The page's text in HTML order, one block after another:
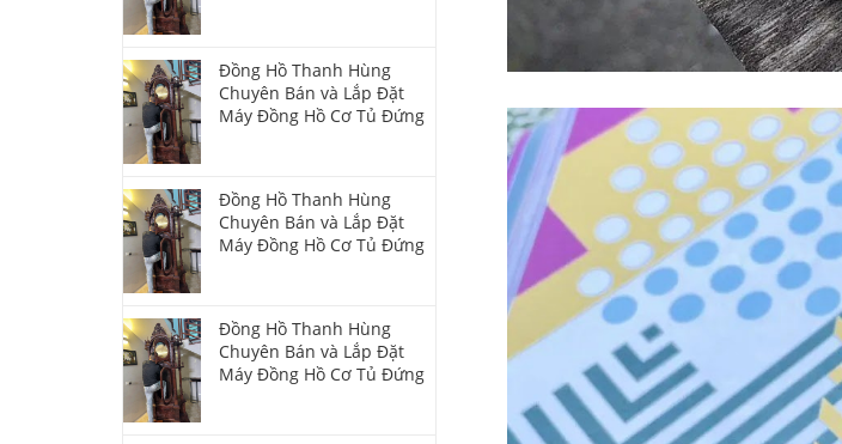
Đồng Hồ Thanh Hùng
Chuyên Bán và Lắp Đặt
Máy Đồng Hồ Cơ Tủ Đứng
Đồng Hồ Thanh Hùng
Chuyên Bán và Lắp Đặt
Máy Đồng Hồ Cơ Tủ Đứng
Đồng Hồ Thanh Hùng
Chuyên Bán và Lắp Đặt
Máy Đồng Hồ Cơ Tủ Đứng